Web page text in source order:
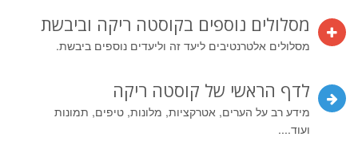
מסלולים נוספים בקוסטה ריקה וביבשת
מסלולים אלטרנטיבים ליעד זה וליעדים נוספים ביבשת.
לדף הראשי של קוסטה ריקה
מידע רב על הערים, אטרקציות, מלונות, טיפים, תמונות
ועוד....